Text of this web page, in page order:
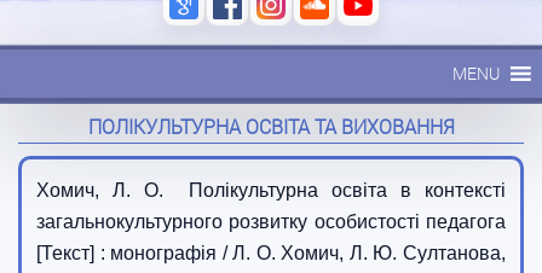
MENU
ПОЛІКУЛЬТУРНА ОСВІТА ТА ВИХОВАННЯ
Хомич, Л. О. Полікультурна освіта в контексті
загальнокультурного розвитку особистості педагога
[Текст] : монографія / Л. О. Хомич, Л. Ю. Султанова,